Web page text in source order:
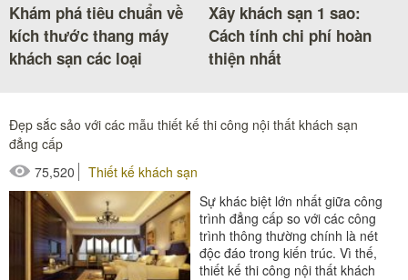
Khám phá tiêu chuẩn về
kích thước thang máy
khách sạn các loại
Xây khách sạn 1 sao:
Cách tính chi phí hoàn
thiện nhất
Đẹp sắc sảo với các mẫu thiết kế thi công nội thất khách sạn
đẳng cấp
75,520
Thiết kế khách sạn
Sự khác biệt lớn nhất giữa công
trình đẳng cấp so với các công
trình thông thường chính là nét
độc đáo trong kiến trúc. Vì thế,
thiết kế thi công nội thất khách